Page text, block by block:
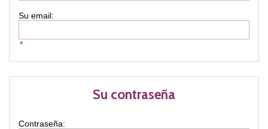
*
Su contraseña
Contraseña: